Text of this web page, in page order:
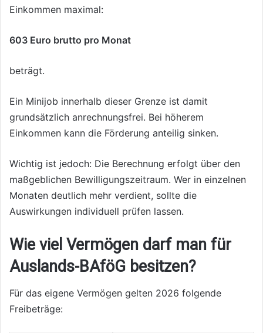
Einkommen maximal:
603 Euro brutto pro Monat
beträgt.
Ein Minijob innerhalb dieser Grenze ist damit
grundsätzlich anrechnungsfrei. Bei höherem
Einkommen kann die Förderung anteilig sinken.
Wichtig ist jedoch: Die Berechnung erfolgt über den
maßgeblichen Bewilligungszeitraum. Wer in einzelnen
Monaten deutlich mehr verdient, sollte die
Auswirkungen individuell prüfen lassen.
Wie viel Vermögen darf man für
Auslands-BAföG besitzen?
Für das eigene Vermögen gelten 2026 folgende
Freibeträge: